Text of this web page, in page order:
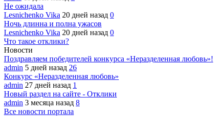
Не ожидала
Lesnichenko Vika 20 дней назад 0
Ночь длинна и полна ужасов
Lesnichenko Vika 20 дней назад 0
Что такое отклики?
Новости
Поздравляем победителей конкурса «Неразделенная любовь»!
admin 5 дней назад 26
Конкурс «Неразделенная любовь»
admin 27 дней назад 1
Новый раздел на сайте - Отклики
admin 3 месяца назад 8
Все новости портала